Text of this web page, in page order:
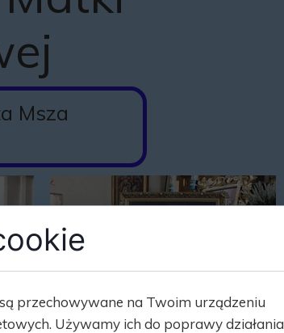
Historia Kościoła murowanego
Msza
przechowywane na Twoim urządzeniu
Używamy ich do poprawy działania